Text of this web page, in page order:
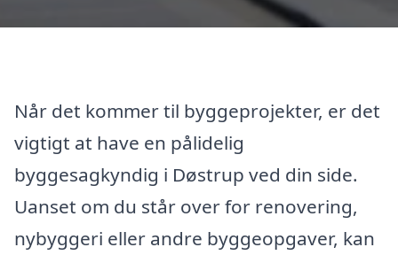
Når det kommer til byggeprojekter, er det
vigtigt at have en pålidelig
byggesagkyndig i Døstrup ved din side.
Uanset om du står over for renovering,
nybyggeri eller andre byggeopgaver, kan